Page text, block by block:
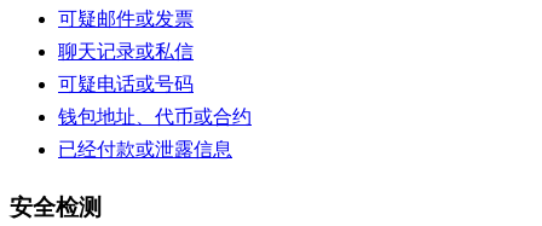
可疑邮件或发票
聊天记录或私信
可疑电话或号码
钱包地址、代币或合约
已经付款或泄露信息
安全检测